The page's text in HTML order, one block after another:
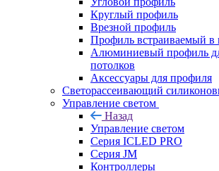
Круглый профиль
Врезной профиль
Профиль встраиваемый в
Алюминиевый профиль
потолков
Аксессуары для профиля
Светорассеивающий
Управление светом
Назад
Управление светом
Серия ICLED PRO
Серия JM
Контроллеры